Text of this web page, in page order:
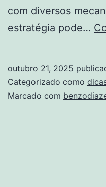
com diversos
estratégia pode…
outubro 21, 2025
Categorizado como
Marcado com